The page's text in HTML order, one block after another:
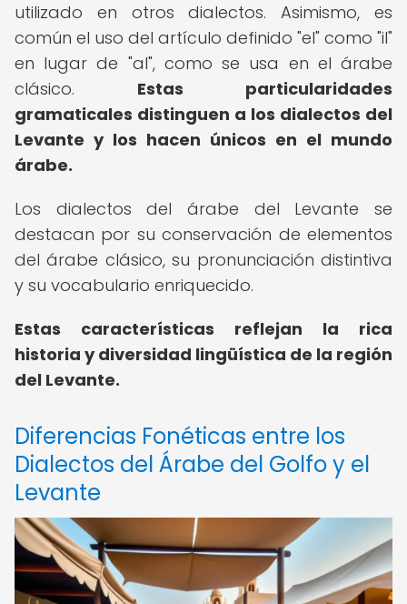
utilizado en otros dialectos. Asimismo, es
común el uso del artículo definido "el" como "il"
en lugar de "al", como se usa en el árabe
clásico. Estas particularidades
gramaticales distinguen a los dialectos del
Levante y los hacen únicos en el mundo
árabe.
Los dialectos del árabe del Levante se
destacan por su conservación de elementos
del árabe clásico, su pronunciación distintiva
y su vocabulario enriquecido.
Estas características reflejan la rica
historia y diversidad lingüística de la región
del Levante.
Diferencias Fonéticas entre los
Dialectos del Árabe del Golfo y el
Levante